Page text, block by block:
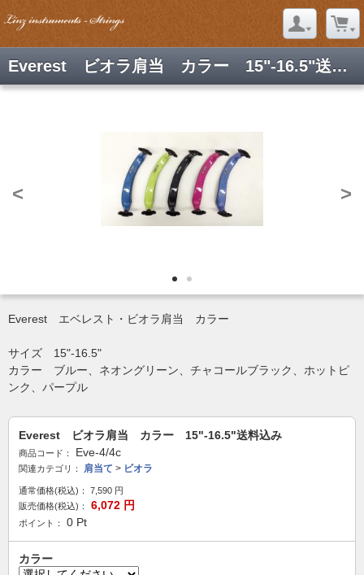
Everest ビオラ肩当 カラー 15"-16.5"送料込み
< >
Everest エベレスト・ビオラ肩当 カラー
サイズ 15"-16.5"
カラー ブルー、ネオングリーン、チャコールブラック、ホットピ
ンク、パープル
Everest ビオラ肩当 カラー 15"-16.5"送料込み
商品コード： Eve-4/4c
関連カテゴリ： 肩当て > ビオラ
通常価格(税込)： 7,590 円
販売価格(税込)：
6,072 円
ポイント： 0 Pt
カラー